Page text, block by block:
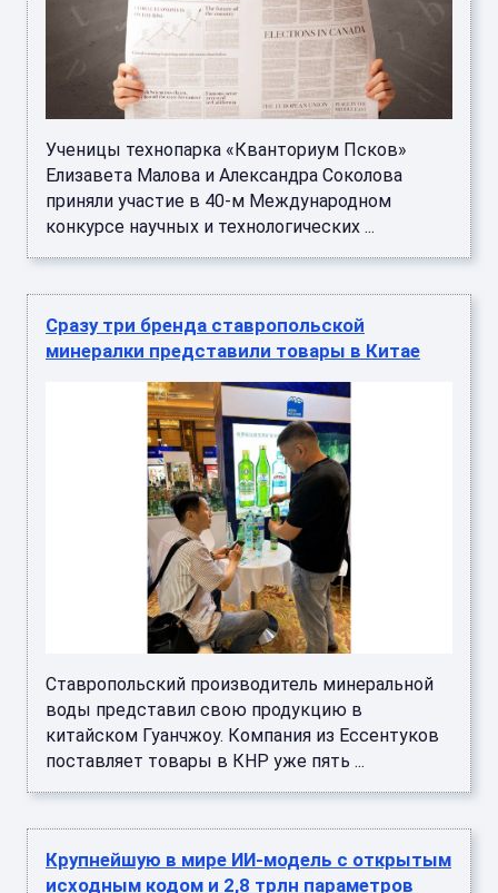
Ученицы технопарка «Кванториум Псков»
Елизавета Малова и Александра Соколова
приняли участие в 40-м Международном
конкурсе научных и технологических ...
Сразу три бренда ставропольской
минералки представили товары в Китае
Ставропольский производитель минеральной
воды представил свою продукцию в
китайском Гуанчжоу. Компания из Ессентуков
поставляет товары в КНР уже пять ...
Крупнейшую в мире ИИ-модель с открытым
исходным кодом и 2,8 трлн параметров